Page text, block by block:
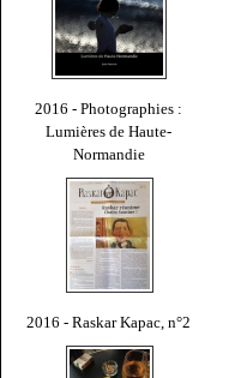
2016 - Photographies :
Lumières de Haute-
Normandie
2016 - Raskar Kapac, n°2